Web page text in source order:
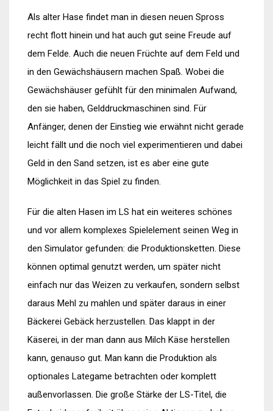
Als alter Hase findet man in diesen neuen Spross
recht flott hinein und hat auch gut seine Freude auf
dem Felde. Auch die neuen Früchte auf dem Feld und
in den Gewächshäusern machen Spaß. Wobei die
Gewächshäuser gefühlt für den minimalen Aufwand,
den sie haben, Gelddruckmaschinen sind. Für
Anfänger, denen der Einstieg wie erwähnt nicht gerade
leicht fällt und die noch viel experimentieren und dabei
Geld in den Sand setzen, ist es aber eine gute
Möglichkeit in das Spiel zu finden.
Für die alten Hasen im LS hat ein weiteres schönes
und vor allem komplexes Spielelement seinen Weg in
den Simulator gefunden: die Produktionsketten. Diese
können optimal genutzt werden, um später nicht
einfach nur das Weizen zu verkaufen, sondern selbst
daraus Mehl zu mahlen und später daraus in einer
Bäckerei Gebäck herzustellen. Das klappt in der
Käserei, in der man dann aus Milch Käse herstellen
kann, genauso gut. Man kann die Produktion als
optionales Lategame betrachten oder komplett
außenvorlassen. Die große Stärke der LS-Titel, die